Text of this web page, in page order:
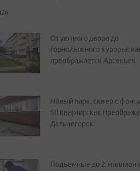
От уютного двора до
горнолыжного курорта:
преображается Арсеньев
Новый парк, сквер с
50 квартир: как
Дальнегорск
Подъемные до 2